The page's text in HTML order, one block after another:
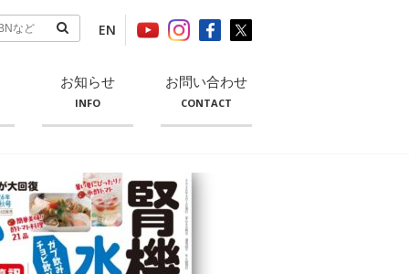
EN
お知らせ
INFO
お問い合わせ
CONTACT